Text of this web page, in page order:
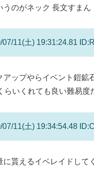
うのがネック 長文すまん
07/11(土) 19:31:24.81
アップやらイベント鎧鉱
らいくれても良い難易度
07/11(土) 19:34:54.48
に貰えるイベレイドして